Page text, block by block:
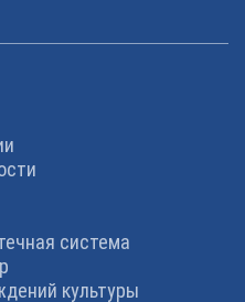
система
культуры